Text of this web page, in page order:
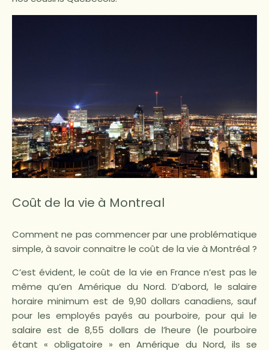
Coût de la vie à Montreal
Comment ne pas commencer par une problématique
simple, à savoir connaitre le coût de la vie à Montréal ?
C’est évident, le coût de la vie en France n’est pas le
même qu’en Amérique du Nord. D’abord, le salaire
horaire minimum est de 9,90 dollars canadiens, sauf
pour les employés payés au pourboire, pour qui le
salaire est de 8,55 dollars de l’heure (le pourboire
étant « obligatoire » en Amérique du Nord, ils se